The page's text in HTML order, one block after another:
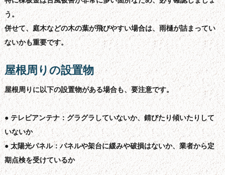
う。
併せて、庭木などの木の葉が飛びやすい場合は、雨樋が詰まってい
ないかも重要です。
屋根周りの設置物
屋根周りに以下の設置物がある場合も、要注意です。
● テレビアンテナ：グラグラしていないか、錆びたり傾いたりして
いないか
● 太陽光パネル：パネルや架台に緩みや破損はないか、業者から定
期点検を受けているか